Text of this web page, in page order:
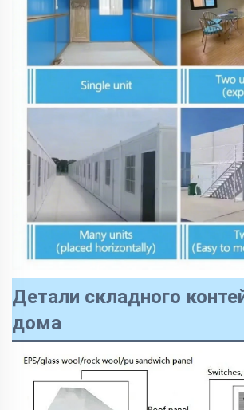
Детали складного
дома